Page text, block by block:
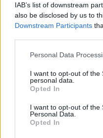
IAB’s list of downstream
also be disclosed by us to
Downstream Participants
Personal Data
I want to opt-out of the
personal data.
Opted In
I want to opt-out of the
Personal Data.
Opted In